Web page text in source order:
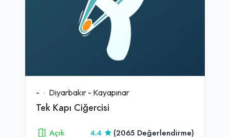
- Diyarbakır - Kayapınar
Tek Kapı Ciğercisi
Açık 4.4 (2065 Değerlendirme)